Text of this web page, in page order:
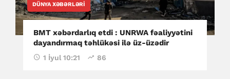
DÜNYA XƏBƏRLƏRI
BMT xəbərdarlıq etdi : UNRWA fəaliyyətini
dayandırmaq təhlükəsi ilə üz-üzədir
1 İyul 10:21 86